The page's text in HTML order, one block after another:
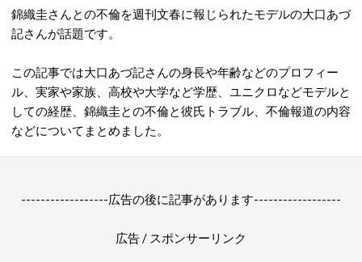
錦織圭さんとの不倫を週刊文春に報じられたモデルの大口あづ
記さんが話題です。
この記事では大口あづ記さんの身長や年齢などのプロフィー
ル、実家や家族、高校や大学など学歴、ユニクロなどモデルと
しての経歴、錦織圭との不倫と彼氏トラブル、不倫報道の内容
などについてまとめました。
------------------広告の後に記事があります------------------
広告 / スポンサーリンク